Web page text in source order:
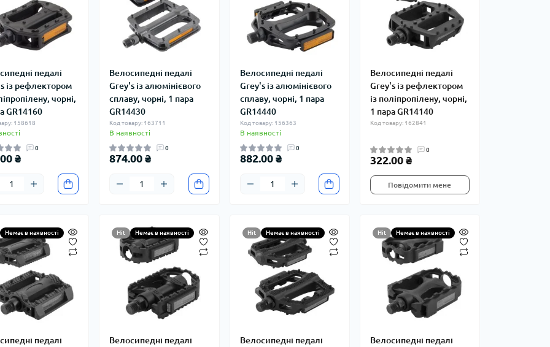
педалі
із рефлектором
чорні,
GR14160
158618
0
₴
Велосипедні педалі
Grey's із алюмінієвого
сплаву, чорні, 1 пара
GR14430
Код товару: 163711
В наявності
0
874.00 ₴
Велосипедні педалі
Grey's із алюмінієвого
сплаву, чорні, 1 пара
GR14440
Код товару: 156363
В наявності
0
882.00 ₴
Велосипедні педалі
Grey's із рефлектором
із поліпропілену, чорні,
1 пара GR14140
Код товару: 162841
0
322.00 ₴
Повідомити мене
Немає в наявності
педалі
Hit Немає в наявності
Велосипедні педалі
Hit Немає в наявності
Велосипедні педалі
Hit Немає в наявності
Велосипедні педалі